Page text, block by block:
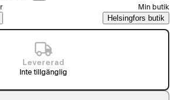
Min butik
Helsingfors butik
Levererad
Inte tillgänglig